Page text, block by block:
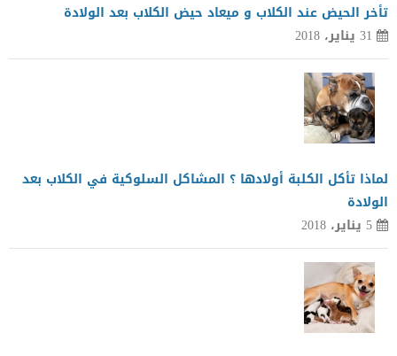
تأخر الحيض عند الكلاب و ميعاد حيض الكلاب بعد الولادة
31 يناير، 2018
لماذا تأكل الكلبة أولادها ؟ المشاكل السلوكية في الكلاب بعد
الولادة
5 يناير، 2018